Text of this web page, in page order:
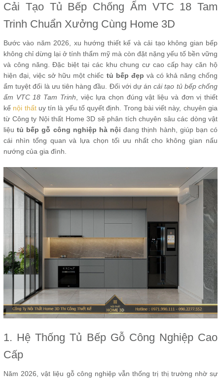
Cải Tạo Tủ Bếp Chống Ẩm VTC 18 Tam
Trinh Chuẩn Xưởng Cùng Home 3D
Bước vào năm 2026, xu hướng thiết kế và cải tạo không gian bếp
không chỉ dừng lại ở tính thẩm mỹ mà còn đặt nặng yếu tố bền vững
và công năng. Đặc biệt tại các khu chung cư cao cấp hay căn hộ
hiện đại, việc sở hữu một chiếc tủ bếp đẹp và có khả năng chống
ẩm tuyệt đối là ưu tiên hàng đầu. Đối với dự áncải tạo tủ bếp chống
ẩm VTC 18 Tam Trinh , việc lựa chọn đúng vật liệu và đơn vị thiết
kế nội thấtuy tín là yếu tố quyết định. Trong bài viết này, chuyên gia
từ Công ty Nội thất Home 3D sẽ phân tích chuyên sâu các dòng vật
liệutủ bếp gỗ công nghiệp hà nội đang thịnh hành, giúp bạn có
cái nhìn tổng quan và lựa chọn tối ưu nhất cho không gian nấu
nướng của gia đình.
1. Hệ Thống Tủ Bếp Gỗ Công Nghiệp Cao
Cấp
Năm 2026, vật liệu gỗ công nghiệp vẫn thống trị thị trường nhờ sự